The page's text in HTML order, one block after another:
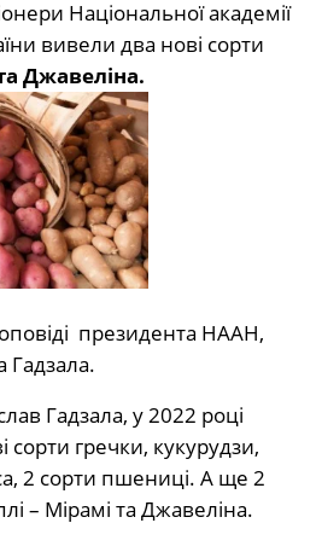
Національної академії
вивели два нові сорти
Джавеліна.
президента НААН,
Гадзала.
Гадзала, у 2022 році
сорти гречки, кукурудзи,
2 сорти пшениці. А ще 2
– Мірамі та Джавеліна.